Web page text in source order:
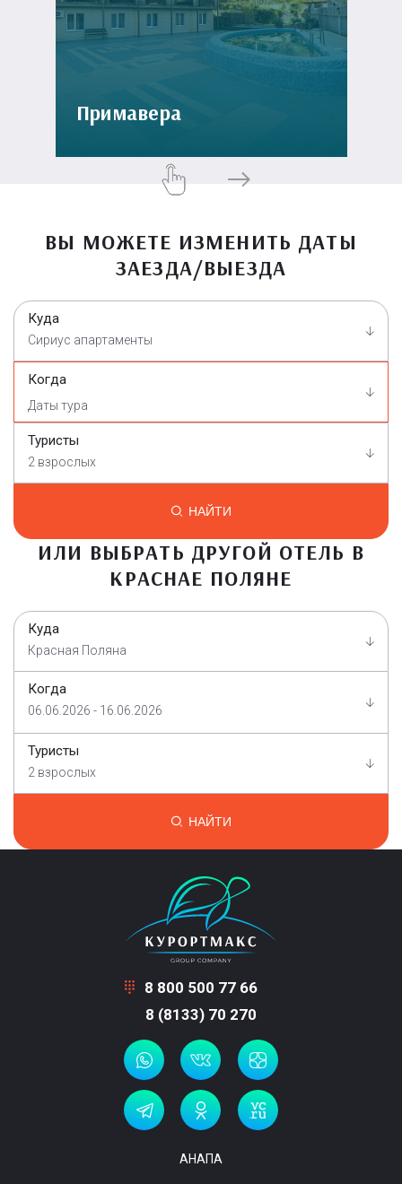
Примавера
ВЫ МОЖЕТЕ ИЗМЕНИТЬ ДАТЫ
ЗАЕЗДА/ВЫЕЗДА
Куда
Сириус апартаменты
Когда
Туристы
2 взрослых
НАЙТИ
ИЛИ ВЫБРАТЬ ДРУГОЙ ОТЕЛЬ В
КРАСНАЕ ПОЛЯНЕ
Куда
Красная Поляна
Когда
06.06.2026 - 16.06.2026
Туристы
2 взрослых
НАЙТИ
8 800 500 77 66
8 (8133) 70 270
АНАПА